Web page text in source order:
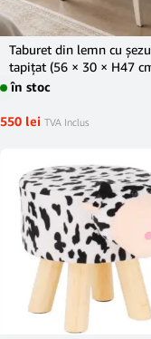
Taburet din lemn cu
tapițat (56 × 30 × H47
în stoc
550 lei TVA Inclus